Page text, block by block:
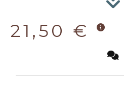
21,50 €